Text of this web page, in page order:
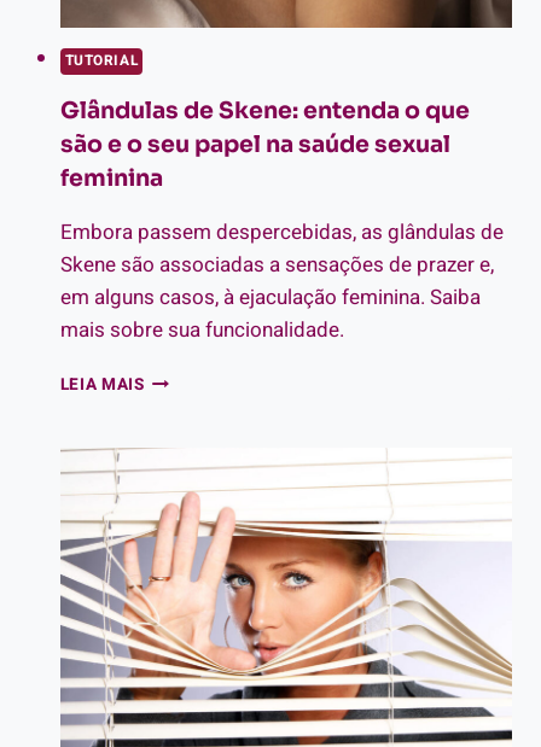
TUTORIAL
Glândulas de Skene: entenda o que
são e o seu papel na saúde sexual
feminina
Embora passem despercebidas, as glândulas de
Skene são associadas a sensações de prazer e,
em alguns casos, à ejaculação feminina. Saiba
mais sobre sua funcionalidade.
LEIA MAISGLÂNDULAS
ENTENDA
O
QUE
SÃO
E
O
SEU
PAPEL
NA
SAÚDE
SEXUAL
FEMININA